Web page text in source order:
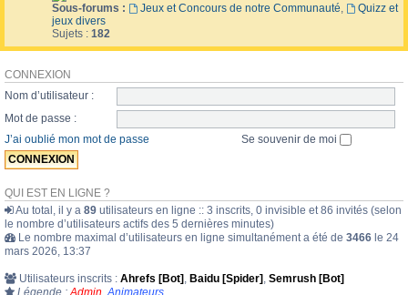
Sous-forums : Jeux et Concours de notre Communauté,
Quizz et
jeux divers
Sujets : 182
CONNEXION
Nom d’utilisateur :
Mot de passe :
J’ai oublié mon mot de passe
Se souvenir de moi
QUI EST EN LIGNE ?
Au total, il y a 89 utilisateurs en ligne :: 3 inscrits, 0 invisible et 86 invités (selon
le nombre d’utilisateurs actifs des 5 dernières minutes)
Le nombre maximal d’utilisateurs en ligne simultanément a été de 3466 le 24
mars 2026, 13:37
Utilisateurs inscrits : Ahrefs [Bot] , Baidu [Spider] , Semrush [Bot]
Légende : Admin Animateurs